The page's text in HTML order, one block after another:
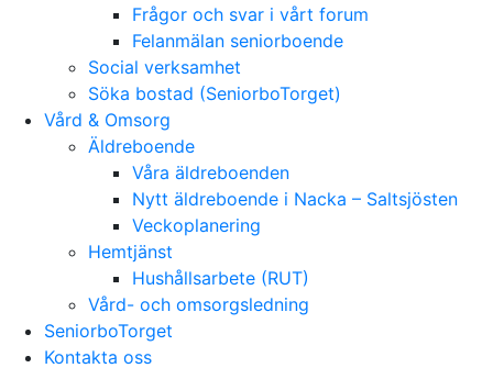
Frågor och svar i vårt forum
Felanmälan seniorboende
Social verksamhet
Söka bostad (SeniorboTorget)
Vård & Omsorg
Äldreboende
Våra äldreboenden
Nytt äldreboende i Nacka – Saltsjösten
Veckoplanering
Hemtjänst
Hushållsarbete (RUT)
Vård- och omsorgsledning
SeniorboTorget
Kontakta oss